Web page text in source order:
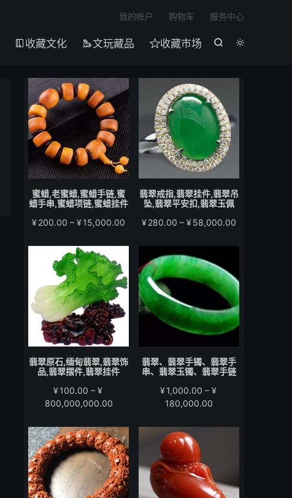


 收藏文化 文玩藏品 收藏市场
我的帐户 购物车 服务中心
蜜蜡,老蜜蜡,蜜蜡手链,蜜
蜡手串,蜜蜡项链,蜜蜡挂件
¥200.00 – ¥15,000.00
范
¥200.00
至
¥15,000.00
翡翠戒指,翡翠挂件,翡翠吊
坠,翡翠平安扣,翡翠玉佩
¥280.00 – ¥58,000.00
范
至
¥58,000.00
翡翠原石,缅甸翡翠,翡翠饰
品,翡翠摆件,翡翠挂件
¥100.00 – ¥
800,000,000.00价
范
围：
¥100.00
至
¥800,000,000.00
翡翠、翡翠手镯、翡翠手
串、翡翠玉镯、翡翠手链
¥1,000.00 – ¥
180,000.00
范
¥180,000.00